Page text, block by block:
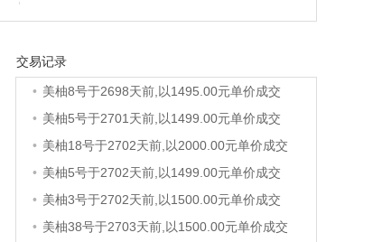
交易记录
• 美柚8号于2698天前,以1500.00元单价成交
• 美柚8号于2698天前,以1495.00元单价成交
• 美柚5号于2701天前,以1499.00元单价成交
• 美柚18号于2702天前,以2000.00元单价成交
• 美柚5号于2702天前,以1499.00元单价成交
• 美柚3号于2702天前,以1500.00元单价成交
• 美柚38号于2703天前,以1500.00元单价成交